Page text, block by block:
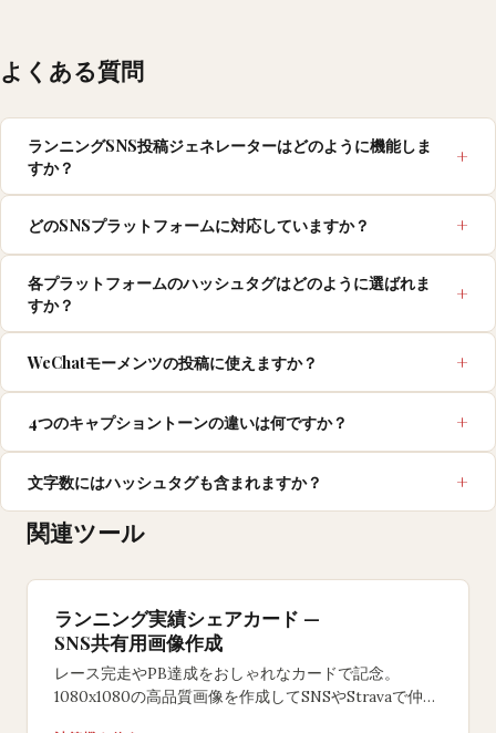
よくある質問
ランニングSNS投稿ジェネレーターはどのように機能しま
すか？
どのSNSプラットフォームに対応していますか？
各プラットフォームのハッシュタグはどのように選ばれま
すか？
WeChatモーメンツの投稿に使えますか？
4つのキャプショントーンの違いは何ですか？
文字数にはハッシュタグも含まれますか？
関連ツール
ランニング実績シェアカード —
SNS共有用画像作成
レース完走やPB達成をおしゃれなカードで記念。
1080x1080の高品質画像を作成してSNSやStravaで仲間